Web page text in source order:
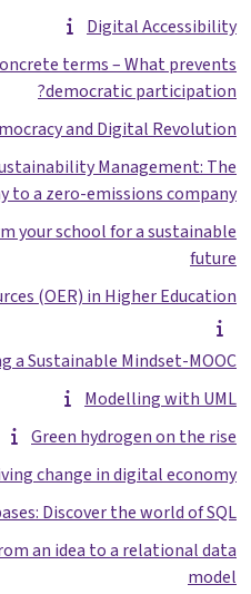
Digital Accessibility
terms – What prevents
democratic participation?
and Digital Revolution
Management: The
to a zero-emissions company
your school for a sustainable
future
(OER) in Higher Education
a Sustainable Mindset-MOOC
Modelling with UML
Green hydrogen on the rise
change in digital economy
Discover the world of SQL
an idea to a relational data
model